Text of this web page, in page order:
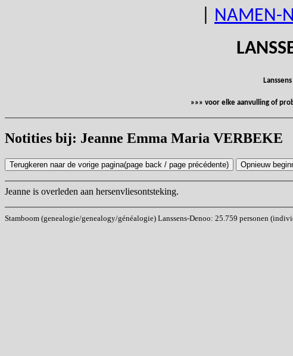
NAMEN-
Lanssens
»»» voor elke aanvulling of
Notities bij: Jeanne Emma Maria VERBEKE
Jeanne is overleden aan hersenvliesontsteking.
Stamboom (genealogie/genealogy/généalogie) Lanssens-Denoo: 25.759 personen